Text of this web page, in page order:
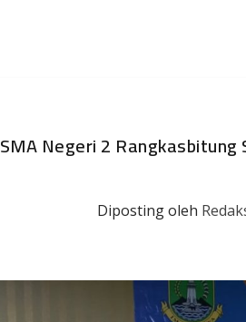
SMA Negeri 2
Diposting oleh